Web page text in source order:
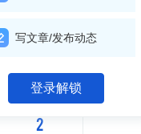
写文章/发布动态
登录解锁
关注
2